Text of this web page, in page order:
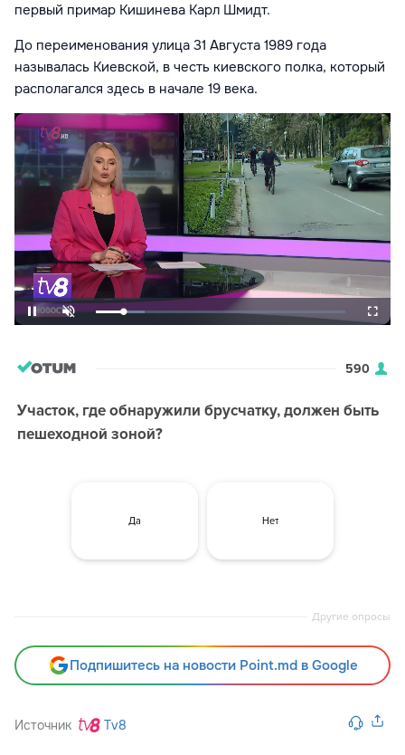
первый примар Кишинева Карл Шмидт.
До переименования улица 31 Августа 1989 года
называлась Киевской, в честь киевского полка, который
располагался здесь в начале 19 века.
590
Участок, где обнаружили брусчатку, должен быть
пешеходной зоной?
Да Нет
Другие опросы
Подпишитесь на новости Point.md в Google
Источник Tv8